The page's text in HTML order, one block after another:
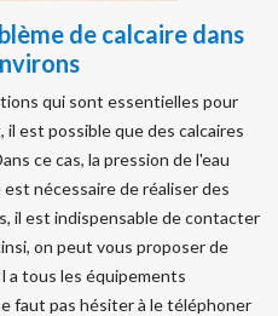
de calcaire dans
qui sont essentielles pour
est possible que des calcaires
ce cas, la pression de l'eau
nécessaire de réaliser des
il est indispensable de contacter
on peut vous proposer de
a tous les équipements
faut pas hésiter à le téléphoner